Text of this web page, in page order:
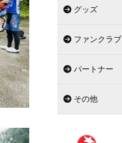
グッズ
ファンクラブ
パートナー
その他